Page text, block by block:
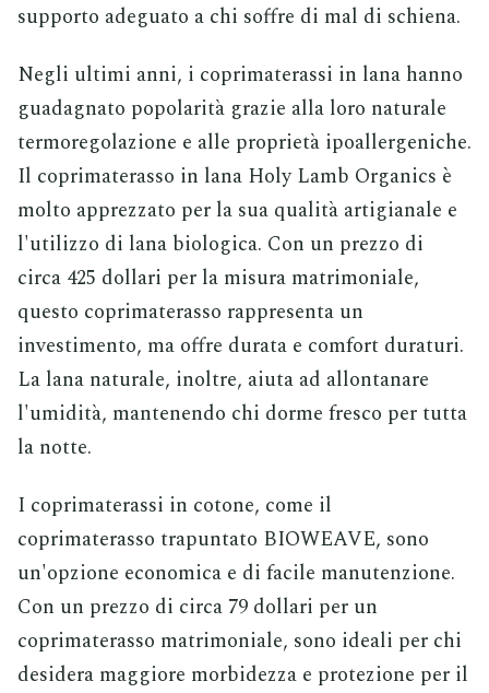
supporto adeguato a chi soffre di mal di schiena.
Negli ultimi anni, i coprimaterassi in lana hanno
guadagnato popolarità grazie alla loro naturale
termoregolazione e alle proprietà ipoallergeniche.
Il coprimaterasso in lana Holy Lamb Organics è
molto apprezzato per la sua qualità artigianale e
l'utilizzo di lana biologica. Con un prezzo di
circa 425 dollari per la misura matrimoniale,
questo coprimaterasso rappresenta un
investimento, ma offre durata e comfort duraturi.
La lana naturale, inoltre, aiuta ad allontanare
l'umidità, mantenendo chi dorme fresco per tutta
la notte.
I coprimaterassi in cotone, come il
coprimaterasso trapuntato BIOWEAVE, sono
un'opzione economica e di facile manutenzione.
Con un prezzo di circa 79 dollari per un
coprimaterasso matrimoniale, sono ideali per chi
desidera maggiore morbidezza e protezione per il